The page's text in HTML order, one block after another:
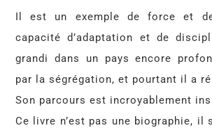
Il est un exemple de force et
capacité d’adaptation et de
grandi dans un pays encore
par la ségrégation, et pourtant il a
Son parcours est incroyablement
Ce livre n’est pas une biographie, il